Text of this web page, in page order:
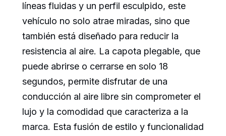
líneas fluidas y un perfil esculpido, este
vehículo no solo atrae miradas, sino que
también está diseñado para reducir la
resistencia al aire. La capota plegable, que
puede abrirse o cerrarse en solo 18
segundos, permite disfrutar de una
conducción al aire libre sin comprometer el
lujo y la comodidad que caracteriza a la
marca. Esta fusión de estilo y funcionalidad